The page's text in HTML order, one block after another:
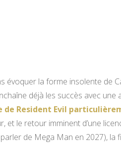
évoquer la forme insolente de
déjà les succès avec une
de Resident Evil
le retour imminent d’une
de Mega Man en 2027),